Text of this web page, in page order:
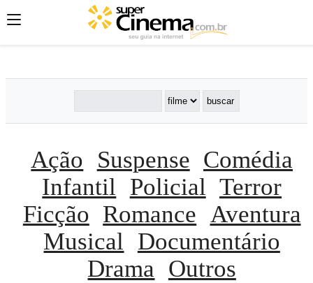
';';
Ação Suspense Comédia
Infantil
Policial Terror
Ficção Romance Aventura
Musical
Documentário
Drama
Outros